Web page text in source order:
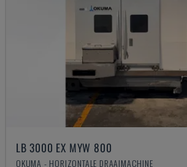
LB 3000 EX MYW 800
OKUMA - HORIZONTALE DRAAIMACHINE